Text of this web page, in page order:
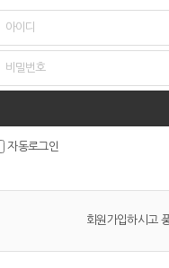
자동로그인
회원가입하시고